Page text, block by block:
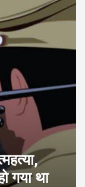
वर्ग के लिए खुशखबरी,
गया था